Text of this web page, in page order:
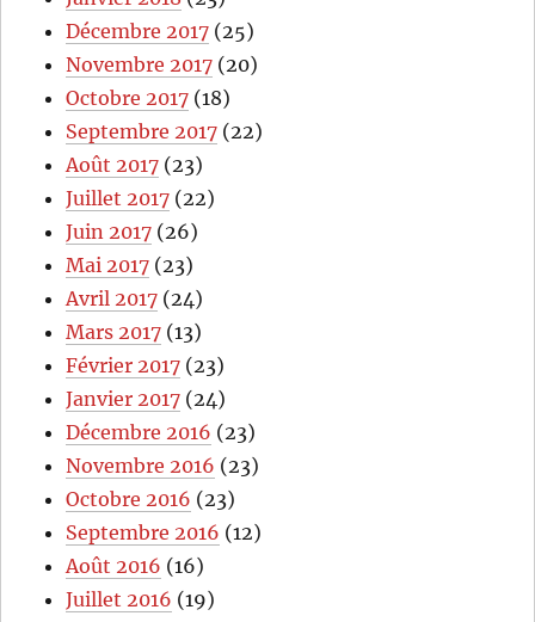
Décembre 2017 (25)
Novembre 2017 (20)
Octobre 2017 (18)
Septembre 2017 (22)
Août 2017 (23)
Juillet 2017 (22)
Juin 2017 (26)
Mai 2017 (23)
Avril 2017 (24)
Mars 2017 (13)
Février 2017 (23)
Janvier 2017 (24)
Décembre 2016 (23)
Novembre 2016 (23)
Octobre 2016 (23)
Septembre 2016 (12)
Août 2016 (16)
Juillet 2016 (19)